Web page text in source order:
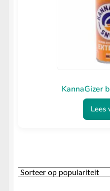
KannaGizer
Lees